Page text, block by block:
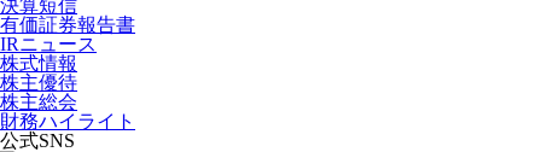
決算短信
有価証券報告書
IRニュース
株式情報
株主優待
株主総会
財務ハイライト
公式SNS